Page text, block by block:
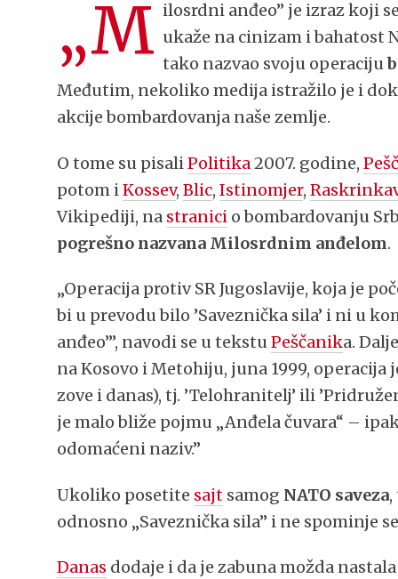
„M ilosrdni anđeo” je izraz koji
ukaže na cinizam i bahatost
tako nazvao svoju operaciju
Međutim, nekoliko medija istražilo je i
akcije bombardovanja naše zemlje.
O tome su pisaliPolitika 2007. godine,
potom iKossev,Blic,Istinomjer,
Vikipediji, na stranici o bombardovanju
pogrešno nazvana Milosrdnim anđelom.
„Operacija protiv SR Jugoslavije, koja je
bi u prevodu bilo ’Saveznička sila’ i ni u
anđeo’”, navodi se u tekstuPeščanika.
na Kosovo i Metohiju, juna 1999, operacija
zove i danas), tj. ’Telohranitelj’ ili
je malo bliže pojmu „Anđela čuvara“ –
odomaćeni naziv.”
Ukoliko posetite sajt samog NATO saveza
odnosno „Saveznička sila” i ne spominje
Danas dodaje i da je zabuna možda